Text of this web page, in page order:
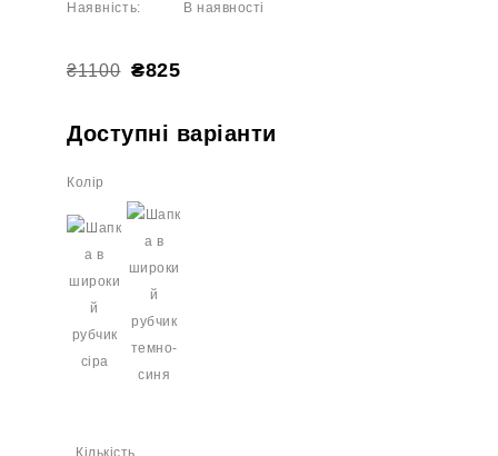
Наявність:
В наявності
₴1100 ₴825
Доступні варіанти
Колір
Кількість